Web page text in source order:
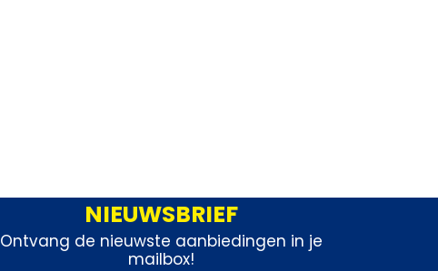
NIEUWSBRIEF
Ontvang de nieuwste aanbiedingen in je
mailbox!